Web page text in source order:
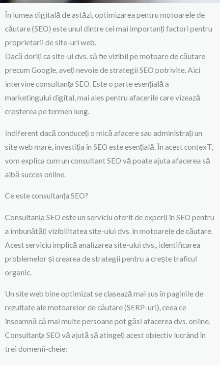
În lumea digitală de astăzi, optimizarea pentru motoarele de
căutare (SEO) este unul dintre cei mai importanți factori pentru
proprietarii de site-uri web.
Dacă doriți ca site-ul dvs. să fie vizibil pe motoare de căutare
precum Google, aveți nevoie de strategii SEO potrivite. Aici
intervine consultanța SEO. Este o parte esențială a
marketingului digital, mai ales pentru afacerile care vizează
creșterea pe termen lung.
Indiferent dacă conduceți o mică afacere sau administrați un
site web mare, investiția în SEO este esențială. În acest contexT,
vom explica cum un consultant SEO vă poate ajuta afacerea să
aibă succes online.
Ce este consultanța SEO?
Consultanța SEO este un serviciu oferit de experți în SEO pentru
a îmbunătăți vizibilitatea site-ului dvs. în motoarele de căutare.
Acest serviciu implică analizarea site-ului dvs., identificarea
problemelor și crearea de strategii pentru a crește traficul
organic.
Un site web bine optimizat se clasează mai sus în paginile de
rezultate ale motoarelor de căutare (SERP-uri), ceea ce
înseamnă că mai multe persoane pot găsi afacerea dvs. online.
Consultanța SEO vă ajută să atingeți acest obiectiv lucrând în
trei domenii-cheie: